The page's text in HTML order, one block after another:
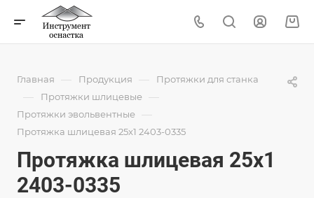
Главная — Продукция — Протяжки для станка
— Протяжки шлицевые —
Протяжки эвольвентные —
Протяжка шлицевая 25x1 2403-0335
Протяжка шлицевая 25x1
2403-0335